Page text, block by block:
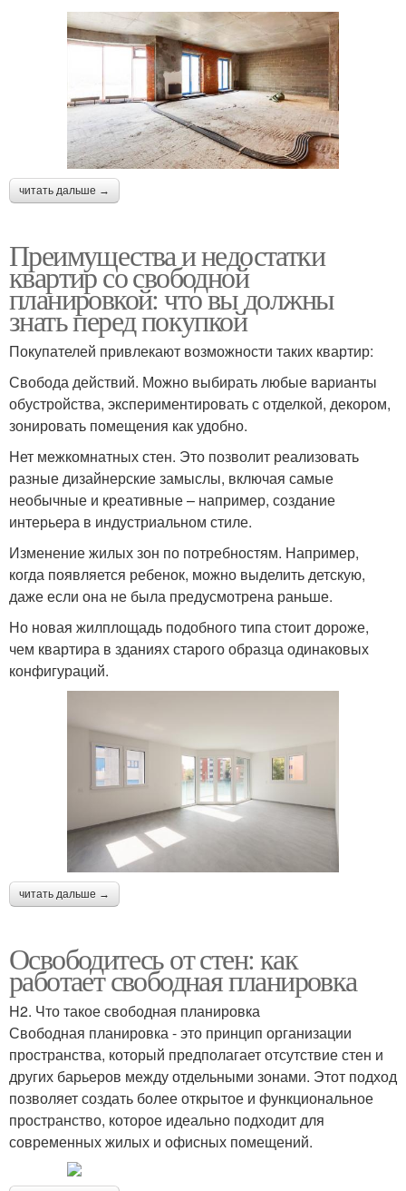
читать дальше →
Преимущества и недостатки
квартир со свободной
планировкой: что вы должны
знать перед покупкой
Покупателей привлекают возможности таких квартир:
Свобода действий. Можно выбирать любые варианты
обустройства, экспериментировать с отделкой, декором,
зонировать помещения как удобно.
Нет межкомнатных стен. Это позволит реализовать
разные дизайнерские замыслы, включая самые
необычные и креативные – например, создание
интерьера в индустриальном стиле.
Изменение жилых зон по потребностям. Например,
когда появляется ребенок, можно выделить детскую,
даже если она не была предусмотрена раньше.
Но новая жилплощадь подобного типа стоит дороже,
чем квартира в зданиях старого образца одинаковых
конфигураций.
читать дальше →
Освободитесь от стен: как
работает свободная планировка
H2. Что такое свободная планировка
Свободная планировка - это принцип организации
пространства, который предполагает отсутствие стен и
других барьеров между отдельными зонами. Этот подход
позволяет создать более открытое и функциональное
пространство, которое идеально подходит для
современных жилых и офисных помещений.